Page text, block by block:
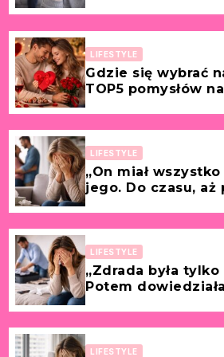
LIFESTYLE
Gdzie się wybrać
TOP5 pomysłów
LIFESTYLE
„On miał wszystko
jego. Do czasu, aż
LIFESTYLE
„Zdrada była
Potem
LIFESTYLE